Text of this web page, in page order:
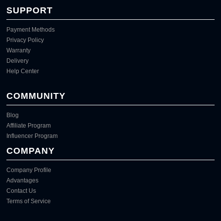
SUPPORT
Payment Methods
Privacy Policy
Warranty
Delivery
Help Center
COMMUNITY
Blog
Affiliate Program
Influencer Program
COMPANY
Company Profile
Advantages
Contact Us
Terms of Service